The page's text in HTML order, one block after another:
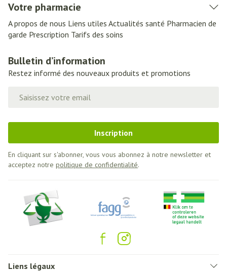
Votre pharmacie
A propos de nous Liens utiles Actualités santé Pharmacien de
garde Prescription Tarifs des soins
Bulletin d’information
Restez informé des nouveaux produits et promotions
Inscription
En cliquant sur s'abonner, vous vous abonnez à notre newsletter et
acceptez notre politique de confidentialité.
Liens légaux